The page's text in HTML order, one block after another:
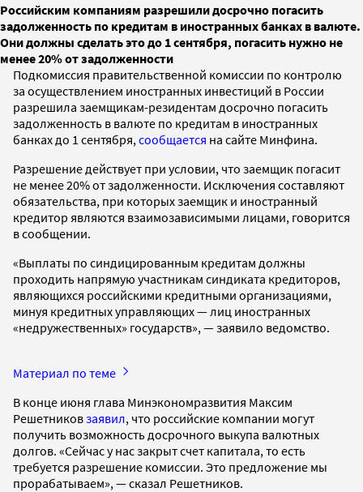
Российским компаниям разрешили досрочно погасить
задолженность по кредитам в иностранных банках в валюте.
Они должны сделать это до 1 сентября, погасить нужно не
менее 20% от задолженности
Подкомиссия правительственной комиссии по контролю
за осуществлением иностранных инвестиций в России
разрешила заемщикам-резидентам досрочно погасить
задолженность в валюте по кредитам в иностранных
банках до 1 сентября, сообщается на сайте Минфина.
Разрешение действует при условии, что заемщик погасит
не менее 20% от задолженности. Исключения составляют
обязательства, при которых заемщик и иностранный
кредитор являются взаимозависимыми лицами, говорится
в сообщении.
«Выплаты по синдицированным кредитам должны
проходить напрямую участникам синдиката кредиторов,
являющихся российскими кредитными организациями,
минуя кредитных управляющих — лиц иностранных
«недружественных» государств», — заявило ведомство.
Материал по теме
В конце июня глава Минэкономразвития Максим
Решетниковзаявил, что российские компании могут
получить возможность досрочного выкупа валютных
долгов. «Сейчас у нас закрыт счет капитала, то есть
требуется разрешение комиссии. Это предложение мы
прорабатываем», — сказал Решетников.